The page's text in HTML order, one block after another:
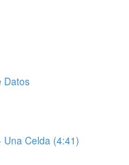
Datos
Una Celda (4:41)